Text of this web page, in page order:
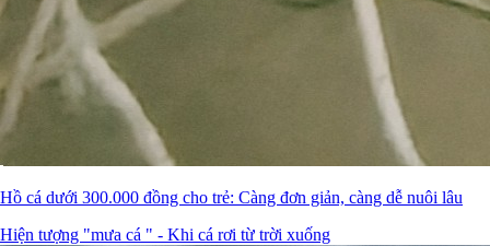
Hồ cá dưới 300.000 đồng cho trẻ: Càng đơn giản, càng dễ nuôi lâu
Hiện tượng "mưa cá " - Khi cá rơi từ trời xuống